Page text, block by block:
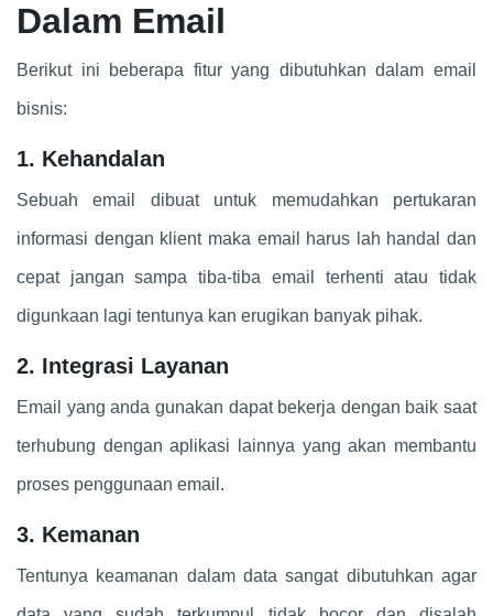
Dalam Email
Berikut ini beberapa fitur yang dibutuhkan dalam email
bisnis:
1. Kehandalan
Sebuah email dibuat untuk memudahkan pertukaran
informasi dengan klient maka email harus lah handal dan
cepat jangan sampa tiba-tiba email terhenti atau tidak
digunkaan lagi tentunya kan erugikan banyak pihak.
2. Integrasi Layanan
Email yang anda gunakan dapat bekerja dengan baik saat
terhubung dengan aplikasi lainnya yang akan membantu
proses penggunaan email.
3. Kemanan
Tentunya keamanan dalam data sangat dibutuhkan agar